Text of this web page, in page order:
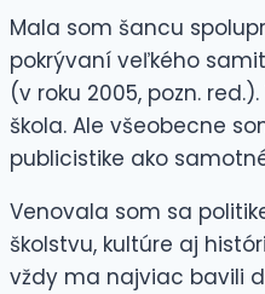
Mala som šancu
pokrývaní veľkého
(v roku 2005, pozn.
škola. Ale všeobecne
publicistike ako
Venovala som sa
školstvu, kultúre aj
vždy ma najviac bavili